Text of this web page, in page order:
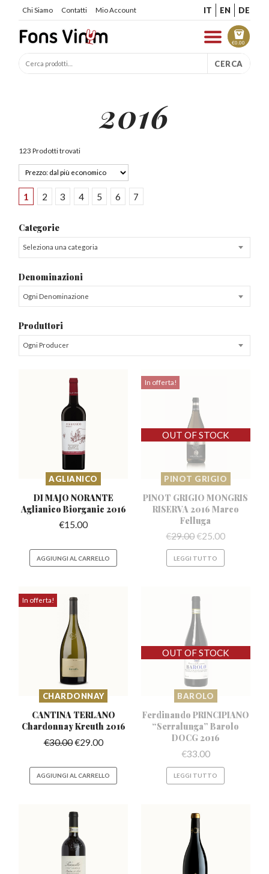
Chi Siamo Contatti Mio Account IT EN DE
€0.00
CERCA
2016
123 Prodotti trovati
1 2 3 4 5 6 7
Categorie
Seleziona una categoria
Denominazioni
Ogni Denominazione
Produttori
Ogni Producer
AGLIANICO
DI MAJO NORANTE
Aglianico Biorganic 2016
€15.00
AGGIUNGI AL CARRELLO
In offerta!
PINOT GRIGIO
PINOT GRIGIO MONGRIS
RISERVA 2016 Marco
Felluga
€29.00€25.00
LEGGI TUTTO
In offerta!
CHARDONNAY
CANTINA TERLANO
ChardonnayKreuth 2016
€30.00€29.00
AGGIUNGI AL CARRELLO
BAROLO
Ferdinando PRINCIPIANO
“Serralunga”Barolo
DOCG 2016
€33.00
LEGGI TUTTO